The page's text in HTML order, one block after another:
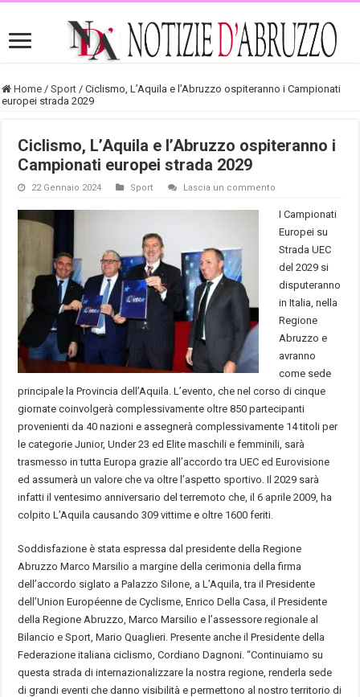
Home / Sport / Ciclismo, L’Aquila e l’Abruzzo ospiteranno i Campionati
europei strada 2029
Ciclismo, L’Aquila e l’Abruzzo ospiteranno i
Campionati europei strada 2029
22 Gennaio 2024 Sport Lascia un commento
I Campionati
Europei su
Strada UEC
del 2029 si
disputeranno
in Italia, nella
Regione
Abruzzo e
avranno
come sede
principale la Provincia dell’Aquila. L’evento, che nel corso di cinque
giornate coinvolgerà complessivamente oltre 850 partecipanti
provenienti da 40 nazioni e assegnerà complessivamente 14 titoli per
le categorie Junior, Under 23 ed Elite maschili e femminili, sarà
trasmesso in tutta Europa grazie all’accordo tra UEC ed Eurovisione
ed assumerà un valore che va oltre l’aspetto sportivo. Il 2029 sarà
infatti il ventesimo anniversario del terremoto che, il 6 aprile 2009, ha
colpito L’Aquila causando 309 vittime e oltre 1600 feriti.
Soddisfazione è stata espressa dal presidente della Regione
Abruzzo Marco Marsilio a margine della cerimonia della firma
dell’accordo siglato a Palazzo Silone, a L’Aquila, tra il Presidente
dell’Union Européenne de Cyclisme, Enrico Della Casa, il Presidente
della Regione Abruzzo, Marco Marsilio e l’assessore regionale al
Bilancio e Sport, Mario Quaglieri. Presente anche il Presidente della
Federazione italiana ciclismo, Cordiano Dagnoni. “Continuiamo su
questa strada di internazionalizzare la nostra regione, renderla sede
di grandi eventi che danno visibilità e permettono al nostro territorio di